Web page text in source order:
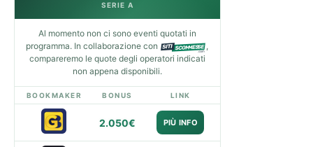
SERIE A
Al momento non ci sono eventi quotati in
programma. In collaborazione con
,
compareremo le quote degli operatori indicati
non appena disponibili.
BOOKMAKER BONUS LINK
2.050€ PIÙ INFO